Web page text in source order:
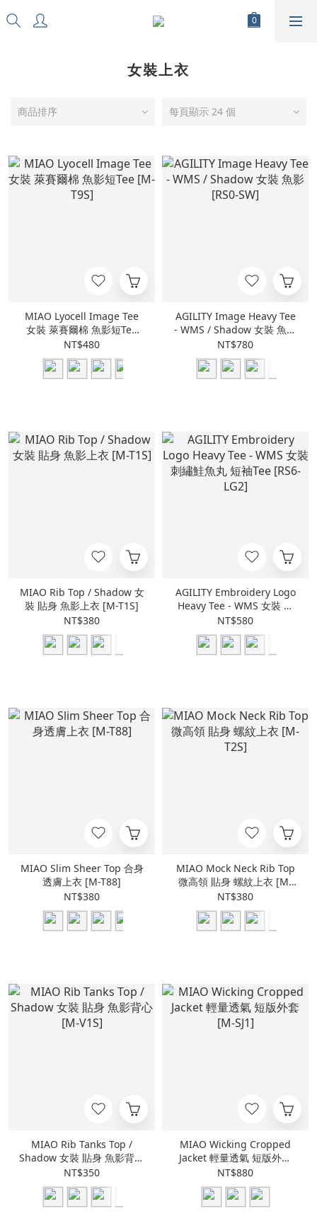
女裝上衣
商品排序 每頁顯示 24 個
MIAO Lyocell Image Tee
女裝 萊賽爾棉 魚影短Tee
[M-T9S]
NT$480
AGILITY Image Heavy Tee
- WMS / Shadow 女裝 魚影
[RS0-SW]
NT$780
MIAO Rib Top / Shadow 女
裝 貼身 魚影上衣 [M-T1S]
NT$380
AGILITY Embroidery Logo
Heavy Tee - WMS 女裝 刺
繡鮭魚丸 短袖Tee [RS6-
LG2]
NT$580
MIAO Slim Sheer Top 合身
透膚上衣 [M-T88]
NT$380
MIAO Mock Neck Rib Top
微高領 貼身 螺紋上衣 [M-
T2S]
NT$380
MIAO Rib Tanks Top /
Shadow 女裝 貼身 魚影背心
[M-V1S]
NT$350
MIAO Wicking Cropped
Jacket 輕量透氣 短版外套
[M-SJ1]
NT$880